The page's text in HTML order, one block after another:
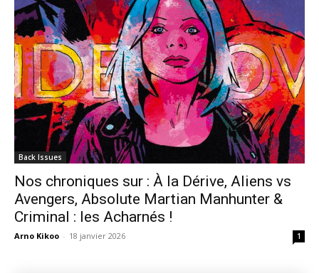
Back Issues
Nos chroniques sur : À la Dérive, Aliens vs
Avengers, Absolute Martian Manhunter &
Criminal : les Acharnés !
Arno Kikoo - 18 janvier 2026 1